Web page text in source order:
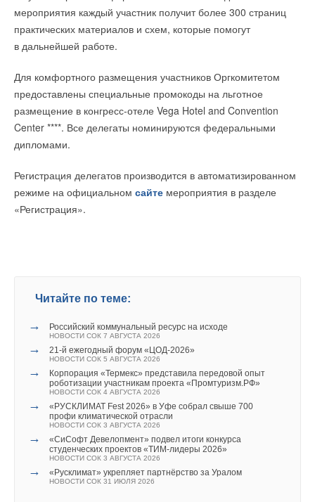
мероприятия каждый участник получит более 300 страниц
практических материалов и схем, которые помогут
в дальнейшей работе.
Для комфортного размещения участников Оргкомитетом
предоставлены специальные промокоды на льготное
размещение в конгресс-отеле Vega Hotel and Convention
Center ****. Все делегаты номинируются федеральными
дипломами.
Регистрация делегатов производится в автоматизированном
режиме на официальном сайте мероприятия в разделе
«Регистрация».
Читайте по теме:
→ Российский коммунальный ресурс на исходе
НОВОСТИ СОК 7 АВГУСТА 2026
→ 21-й ежегодный форум «ЦОД-2026»
НОВОСТИ СОК 5 АВГУСТА 2026
→
Корпорация «Термекс» представила передовой опыт
роботизации участникам проекта «Промтуризм.РФ»
НОВОСТИ СОК 4 АВГУСТА 2026
→
«РУСКЛИМАТ Fest 2026» в Уфе собрал свыше 700
профи климатической отрасли
НОВОСТИ СОК 3 АВГУСТА 2026
→
«СиСофт Девелопмент» подвел итоги конкурса
студенческих проектов «ТИМ-лидеры 2026»
НОВОСТИ СОК 3 АВГУСТА 2026
→ «Русклимат» укрепляет партнёрство за Уралом
НОВОСТИ СОК 31 ИЮЛЯ 2026
водоснабжения, водоотведения, очистки сточных вод ждут
вас 12–14 сентября 2023 в Крокус Экспо (Москва).
Читайте по теме:
→ 21-й ежегодный форум «ЦОД-2026»
→
Корпорация «Термекс» представила передовой опыт
роботизации участникам проекта «Промтуризм.РФ»
профи климатической отрасли
НОВОСТИ СОК 3 АВГУСТА 2026
→
студенческих проектов «ТИМ-лидеры 2026»
развития инженерных систем Центральной Азии
НОВОСТИ СОК 27 ИЮЛЯ 2026
PRO L
НОВОСТИ СОК 20 ИЮЛЯ 2026
Комментарии
В этой теме еще нет комментариев
который улучшил скорость интеркаляции литий-ионов за счет
изменения свойств поверхности графита для увеличения
каналов интеркаляции, сокращения интеркаляционных
Более того, формула электролита снижает вязкость
электролита для улучшения проводимости, а более тонкая
межфазная пленка (SEI) также снижает сопротивление
движению литий-ионов.
« Модернизированный электролит и сепаратор
с высокобезопасным покрытием используются для
обеспечения двойной защиты аккумулятора Shenxing
времени, которая может решить проблемы, возникающие
безопасности батареи Shenxing».
Массовое производство нового аккумулятора начнется до
конца года, а первые электромобили, оснащенные Shenxing,
появятся на рынке в первом квартале 2024 года, сообщает
компания.
Напомним, что LFP-аккумуляторы не содержат кобальт.
Переход на них при создании электромобилей снижает
остроту проблемы (потенциальной) недостаточности этого